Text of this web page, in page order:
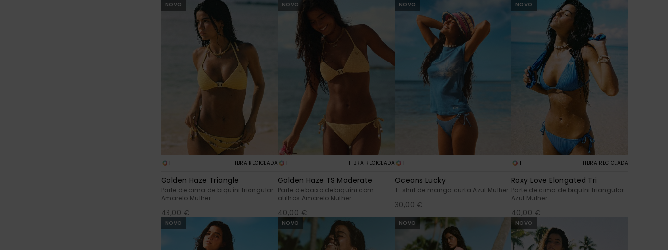
NOVO
1 FIBRA RECICLADA
Golden Haze Triangle
Parte de cima de biquíni triangular
Amarelo Mulher
43,00 €
NOVO
1 FIBRA RECICLADA
Golden Haze TS Moderate
Parte de baixo de biquíni com
atilhos Amarelo Mulher
40,00 €
NOVO
1
Oceans Lucky
T-shirt de manga curta Azul Mulher
30,00 €
NOVO
1 FIBRA RECICLADA
Roxy Love Elongated Tri
Parte de cima de biquíni triangular
Azul Mulher
40,00 €
NOVO NOVO NOVO NOVO